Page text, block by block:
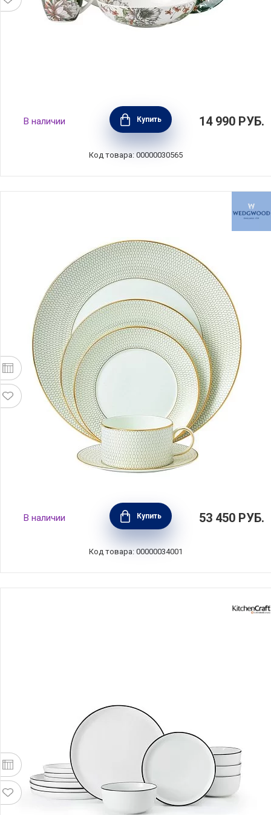
Обеденный набор "Тропические цветы" на 4
персоны, 16 предметов, фарфор, Maxwell &
Williams, MW413-II0115
В наличии Купить 14 990 РУБ.
Код товара: 00000030565
Набор на 1 персону Arris, 5 предметов,
фарфор, Wedgwood, 40007538
В наличии Купить 53 450 РУБ.
Код товара: 00000034001